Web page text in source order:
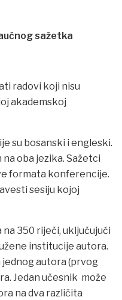
sažetka
radovi koji nisu
akademskoj
su bosanski i engleski.
oba jezika. Sažetci
formata konferencije.
sesiju kojoj
350 riječi, uključujući
institucije autora.
jednog autora (prvog
Jedan učesnik može
na dva različita